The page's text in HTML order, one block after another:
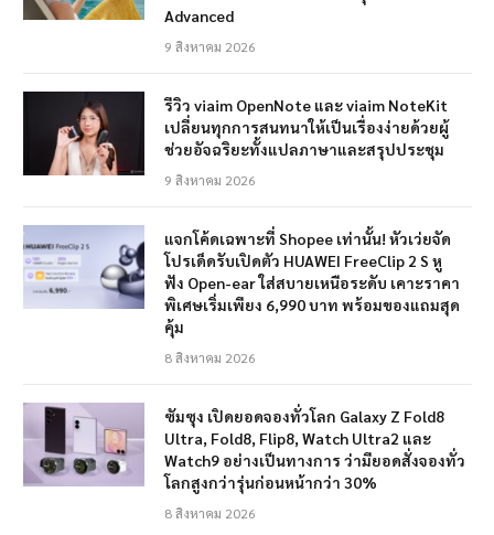
Advanced
9 สิงหาคม 2026
รีวิว viaim OpenNote และ viaim NoteKit
เปลี่ยนทุกการสนทนาให้เป็นเรื่องง่ายด้วยผู้
ช่วยอัจฉริยะทั้งแปลภาษาและสรุปประชุม
9 สิงหาคม 2026
แจกโค้ดเฉพาะที่ Shopee เท่านั้น! หัวเว่ยจัด
โปรเด็ดรับเปิดตัว HUAWEI FreeClip 2 S หู
ฟัง Open-ear ใส่สบายเหนือระดับ เคาะราคา
พิเศษเริ่มเพียง 6,990 บาท พร้อมของแถมสุด
คุ้ม
8 สิงหาคม 2026
ซัมซุง เปิดยอดจองทั่วโลก Galaxy Z Fold8
Ultra, Fold8, Flip8, Watch Ultra2 และ
Watch9 อย่างเป็นทางการ ว่ามียอดสั่งจองทั่ว
โลกสูงกว่ารุ่นก่อนหน้ากว่า 30%
8 สิงหาคม 2026